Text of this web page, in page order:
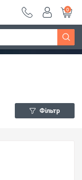
Дізнатись більше
0
Фільтр